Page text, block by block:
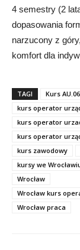
4 semestry (2
dopasowania
narzucony z
komfort dla
TAGI
Kurs AU.06
kurs operator
kurs operator
kurs operator
kurs zawodowy
kursy we
Wrocław
Wrocław kurs
Wrocław praca